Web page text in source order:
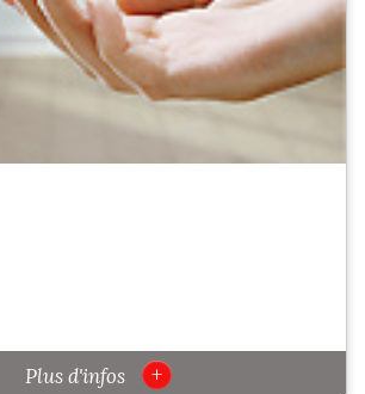
Plus d'infos +